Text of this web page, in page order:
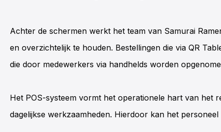
Achter de schermen werkt het team van Samurai
en overzichtelijk te houden. Bestellingen die via QR
die door medewerkers via handhelds worden
Het POS-systeem vormt het operationele hart van het
dagelijkse werkzaamheden. Hierdoor kan het